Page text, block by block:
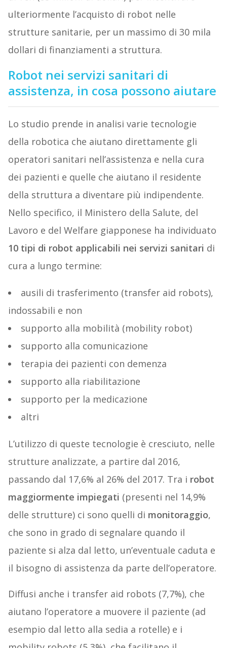
ulteriormente l’acquisto di robot nelle
strutture sanitarie, per un massimo di 30 mila
dollari di finanziamenti a struttura.
Robot nei servizi sanitari di
assistenza, in cosa possono aiutare
Lo studio prende in analisi varie tecnologie
della robotica che aiutano direttamente gli
operatori sanitari nell’assistenza e nella cura
dei pazienti e quelle che aiutano il residente
della struttura a diventare più indipendente.
Nello specifico, il Ministero della Salute, del
Lavoro e del Welfare giapponese ha individuato
10 tipi di robot applicabili nei servizi sanitari di
cura a lungo termine:
ausili di trasferimento (transfer aid robots),
indossabili e non
supporto alla mobilità (mobility robot)
supporto alla comunicazione
terapia dei pazienti con demenza
supporto alla riabilitazione
supporto per la medicazione
altri
L’utilizzo di queste tecnologie è cresciuto, nelle
strutture analizzate, a partire dal 2016,
passando dal 17,6% al 26% del 2017. Tra i robot
maggiormente impiegati (presenti nel 14,9%
delle strutture) ci sono quelli di monitoraggio,
che sono in grado di segnalare quando il
paziente si alza dal letto, un’eventuale caduta e
il bisogno di assistenza da parte dell’operatore.
Diffusi anche i transfer aid robots (7,7%), che
aiutano l’operatore a muovere il paziente (ad
esempio dal letto alla sedia a rotelle) e i